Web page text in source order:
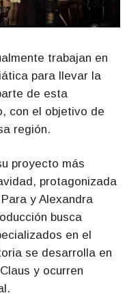
trabajan en
para llevar la
de esta
con el objetivo de
región.
proyecto más
protagonizada
y Alexandra
busca
en el
se desarrolla en
y ocurren